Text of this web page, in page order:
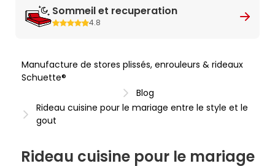
Sommeil et recuperation
4.8
Manufacture de stores plissés, enrouleurs & rideaux
Schuette®
Blog
Rideau cuisine pour le mariage entre le style et le
gout
Rideau cuisine pour le mariage